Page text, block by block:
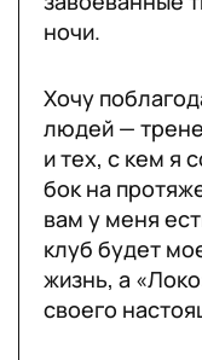
ночи.
Хочу
людей —
и тех, с кем я
бок на
вам у меня
клуб будет
жизнь, а
своего